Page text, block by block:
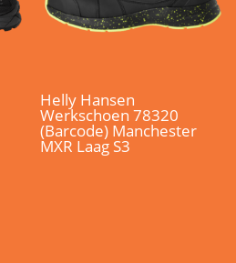
Helly Hansen
Werkschoen 78320
(Barcode) Manchester
MXR Laag S3